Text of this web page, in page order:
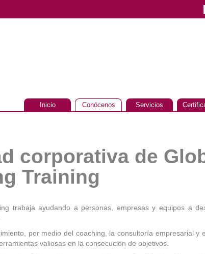
Inicio Conócenos Servicios
corporativa de
Training
trabaja ayudando a personas, empresas y equipos a
por medio del coaching, la consultoría empresarial y
valiosas en la consecución de objetivos.